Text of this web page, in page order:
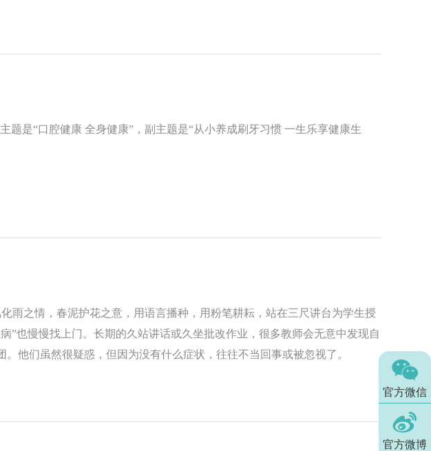

官方微信

官方微博
题是“口腔健康 全身健康”，副主题是“从小养成刷牙习惯 一生乐享健康生
雨之情，春泥护花之意，用语言播种，用粉笔耕耘，站在三尺讲台为学生授
”也慢慢找上门。长期的久站讲话或久坐批改作业，很多教师会无意中发现自
他们虽然很疑惑，但因为没有什么症状，往往不当回事或被忽视了。